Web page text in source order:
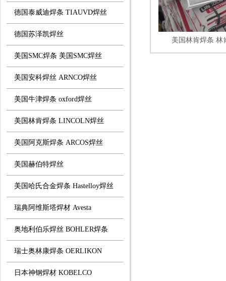
德国泰威迪焊条 TIAUVD焊丝
德国苏泽凯焊丝
美国SMC焊条 美国SMC焊丝
美国安科焊丝 ARNCO焊丝
美国牛津焊条 oxford焊丝
美国林肯焊条 LINCOLN焊丝
美国阿克斯焊条 ARCOS焊丝
美国赫伯特焊丝
美国哈氏合金焊条 Hastelloy焊丝
瑞典阿维斯塔焊材 Avesta
奥地利伯乐焊丝 BOHLER焊条
瑞士奥林康焊条 OERLIKON
日本神钢焊材 KOBELCO
美国林肯焊条 林